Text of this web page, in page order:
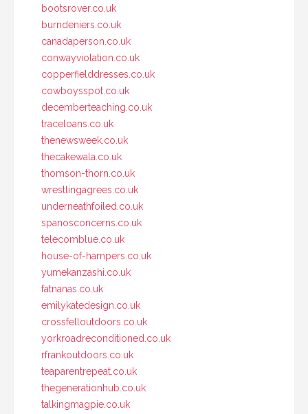
bootsrover.co.uk
burndeniers.co.uk
canadaperson.co.uk
conwayviolation.co.uk
copperfielddresses.co.uk
cowboysspot.co.uk
decemberteaching.co.uk
traceloans.co.uk
thenewsweek.co.uk
thecakewala.co.uk
thomson-thorn.co.uk
wrestlingagrees.co.uk
underneathfoiled.co.uk
spanosconcerns.co.uk
telecomblue.co.uk
house-of-hampers.co.uk
yumekanzashi.co.uk
fatnanas.co.uk
emilykatedesign.co.uk
crossfelloutdoors.co.uk
yorkroadreconditioned.co.uk
rfrankoutdoors.co.uk
teaparentrepeat.co.uk
thegenerationhub.co.uk
talkingmagpie.co.uk